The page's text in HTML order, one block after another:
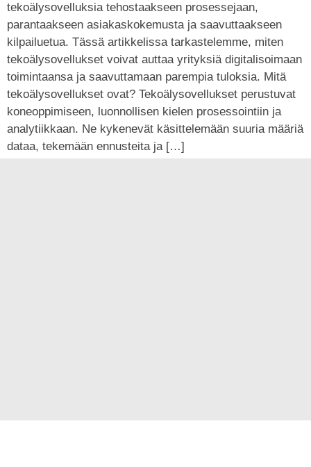
tekoälysovelluksia tehostaakseen prosessejaan,
parantaakseen asiakaskokemusta ja saavuttaakseen
kilpailuetua. Tässä artikkelissa tarkastelemme, miten
tekoälysovellukset voivat auttaa yrityksiä digitalisoimaan
toimintaansa ja saavuttamaan parempia tuloksia. Mitä
tekoälysovellukset ovat? Tekoälysovellukset perustuvat
koneoppimiseen, luonnollisen kielen prosessointiin ja
analytiikkaan. Ne kykenevät käsittelemään suuria määriä
dataa, tekemään ennusteita ja […]